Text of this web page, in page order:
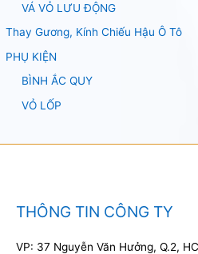
VÁ VỎ LƯU ĐỘNG
Thay Gương, Kính Chiếu Hậu Ô Tô
PHỤ KIỆN
BÌNH ẮC QUY
VỎ LỐP
THÔNG TIN CÔNG TY
VP: 37 Nguyễn Văn Hưởng, Q.2,